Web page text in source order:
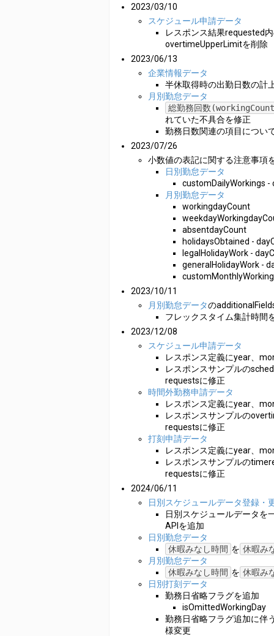
2023/03/10
スケジュール申請データ
レスポンス結果requested
overtimeUpperLimitを削除
2023/06/13
企業情報データ
半休取得時の出勤日数の計
月別勤怠データ
総勤務回数
れていた不具合を修正
勤務日数関連の項目につい
2023/07/26
小数値の表記に関する注意事項
日別勤怠データ
customDailyWorkings -
月別勤怠データ
workingdayCount
absentdayCount
holidaysObtained -
legalHolidayWork -
generalHolidayWork -
2023/10/11
月別勤怠データの
フレックスタイム集計時間
2023/12/08
スケジュール申請データ
レスポンス定義にyear、
レスポンスサンプルの
requestsに修正
時間外勤務申請データ
レスポンス定義にyear、
レスポンスサンプルの
requestsに修正
打刻申請データ
レスポンス定義にyear、
レスポンスサンプルの
requestsに修正
2024/06/11
日別スケジュールデータ登録・
日別スケジュールデータを
APIを追加
日別勤怠データ
休暇みなし時間 を 休暇み
月別勤怠データ
休暇みなし時間 を 休暇み
日別打刻データ
勤務日省略フラグを追加
isOmittedWorkingDay
勤務日省略フラグ追加に伴
様変更